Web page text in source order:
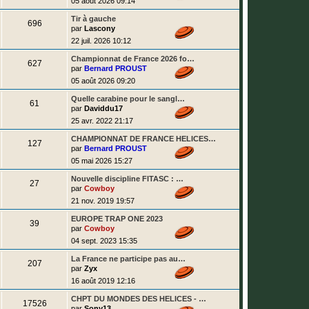
e
e
e
e
s
s
a
g
e
s
e
n
i
e
r
e
s
s
a
g
e
696M
s
e
D
e
r
n
i
e
r
e
s
s
a
g
e
Tir à gauche
par Lascony
22 juil. 2026 10:12
627M
e
D
e
r
n
i
e
r
e
s
s
a
g
e
Championnat de France 2026 fo…
par Bernard PROUST
05 août 2026 09:20
61
s
e
D
e
r
n
i
e
r
e
s
s
a
g
e
Quelle carabine pour le sangl…
par Daviddu17
25 avr. 2022 21:17
127M
e
D
e
r
n
i
e
r
e
s
s
a
g
e
CHAMPIONNAT DE FRANCE HELICES…
par Bernard PROUST
05 mai 2026 15:27
27
e
D
e
r
n
i
e
r
e
s
s
a
g
e
Nouvelle discipline FITASC : …
par Cowboy
21 nov. 2019 19:57
39
s
D
e
r
n
i
e
r
e
s
s
EUROPE TRAP ONE 2023
par Cowboy
04 sept. 2023 15:35
207M
s
D
e
r
n
i
e
La France ne participe pas au…
par Zyx
16 août 2019 12:16
17526M
D
e
CHPT DU MONDES DES HELICES - …